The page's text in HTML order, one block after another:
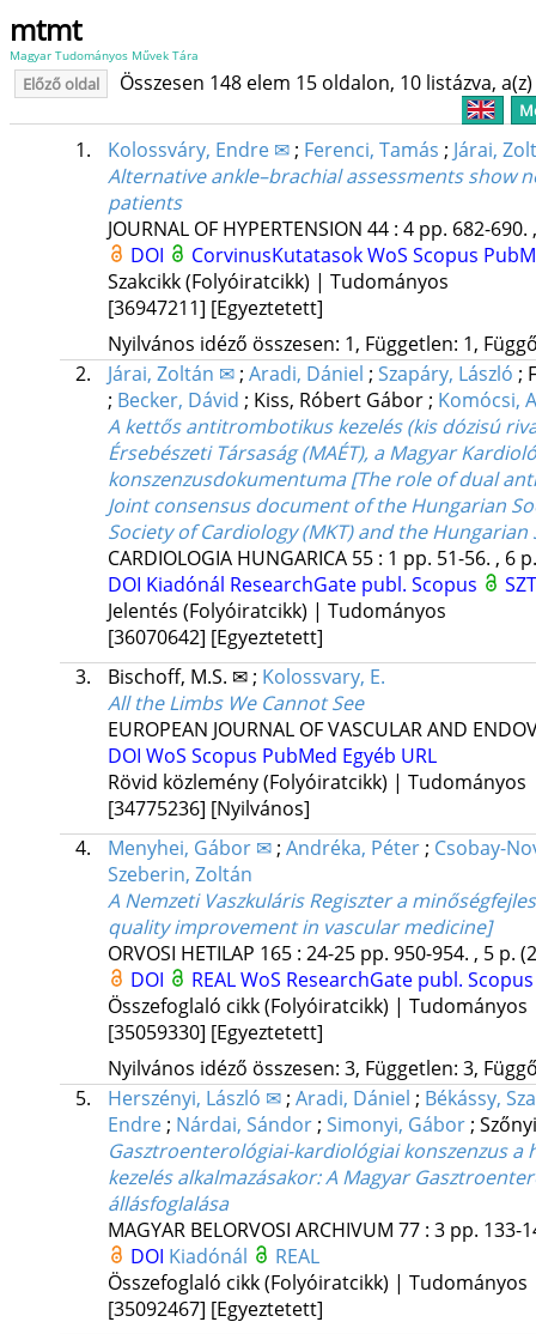
mtmt
Magyar Tudományos Művek Tára
Előző oldal Összesen 148 elem 15 oldalon, 10 listázva,
1. Kolossváry, Endre ✉; Ferenci, Tamás ; Járai,
Alternative ankle–brachial assessments show
patients
JOURNAL OF HYPERTENSION 44: 4 pp. 682-690.
DOI
CorvinusKutatasokWoS Scopus
Szakcikk (Folyóiratcikk) | Tudományos
[36947211] [Egyeztetett]
Nyilvános idéző összesen: 1, Független: 1,
2.
Járai, Zoltán ✉; Aradi, Dániel ; Szapáry, László ;
; Becker, Dávid ; Kiss, Róbert Gábor; Komócsi,
A kettős antitrombotikus kezelés (kis dózisú
Érsebészeti Társaság (MAÉT), a Magyar
konszenzusdokumentuma [The role of dual
Joint consensus document of the Hungarian
Society of Cardiology (MKT) and the Hungarian
CARDIOLOGIA HUNGARICA 55: 1 pp. 51-56. , 6
DOI Kiadónál ResearchGate publ. Scopus
Jelentés (Folyóiratcikk) | Tudományos
[36070642] [Egyeztetett]
3.
Bischoff, M.S. ✉; Kolossvary, E.
All the Limbs We Cannot See
EUROPEAN JOURNAL OF VASCULAR AND
DOI WoS Scopus PubMed Egyéb URL
Rövid közlemény (Folyóiratcikk) | Tudományos
[34775236] [Nyilvános]
4.
Menyhei, Gábor ✉; Andréka, Péter; Csobay-
Szeberin, Zoltán
A Nemzeti Vaszkuláris Regiszter a
quality improvement in vascular medicine]
ORVOSI HETILAP 165: 24-25 pp. 950-954. , 5 p.
DOI
REALWoS ResearchGate publ.
Összefoglaló cikk (Folyóiratcikk) | Tudományos
[35059330] [Egyeztetett]
Nyilvános idéző összesen: 3, Független: 3,
5.
Herszényi, László ✉; Aradi, Dániel ; Békássy,
Endre; Nárdai, Sándor; Simonyi, Gábor;
Gasztroenterológiai-kardiológiai konszenzus
kezelés alkalmazásakor: A Magyar
állásfoglalása
MAGYAR BELORVOSI ARCHIVUM 77: 3 pp. 133-
DOI Kiadónál
REAL
Összefoglaló cikk (Folyóiratcikk) | Tudományos
[35092467] [Egyeztetett]